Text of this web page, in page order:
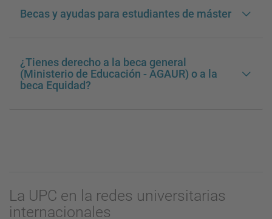
Becas y ayudas para estudiantes de máster
¿Tienes derecho a la beca general
(Ministerio de Educación - AGAUR) o a la
beca Equidad?
La UPC en la redes universitarias
internacionales